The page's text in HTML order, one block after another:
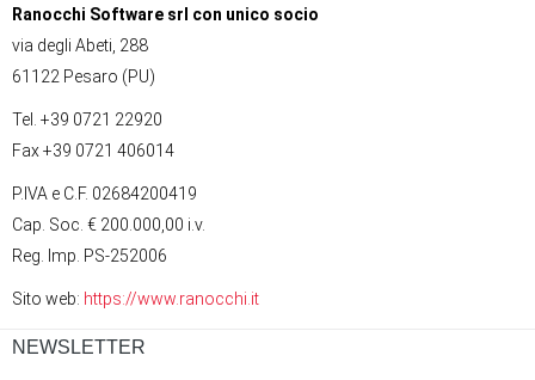
Ranocchi Software srl con unico socio
via degli Abeti, 288
61122 Pesaro (PU)
Tel. +39 0721 22920
Fax +39 0721 406014
P.IVA e C.F. 02684200419
Cap. Soc. € 200.000,00 i.v.
Reg. Imp. PS-252006
Sito web: https://www.ranocchi.it
NEWSLETTER